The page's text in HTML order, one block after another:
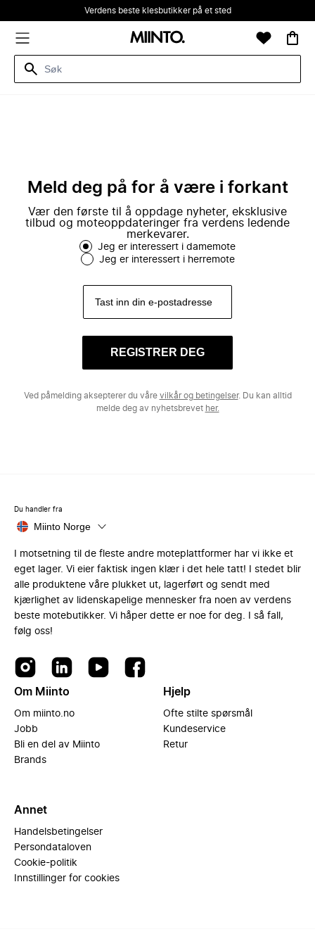
Verdens beste klesbutikker på et sted
Meld deg på for å være i forkant
Vær den første til å oppdage nyheter, eksklusive
tilbud og moteoppdateringer fra verdens ledende
merkevarer.
Jeg er interessert i damemote
Jeg er interessert i herremote
REGISTRER DEG
Ved påmelding aksepterer du våre vilkår og betingelser. Du kan alltid
melde deg av nyhetsbrevet her.
Du handler fra
Miinto Norge
I motsetning til de fleste andre moteplattformer har vi ikke et
eget lager. Vi eier faktisk ingen klær i det hele tatt! I stedet blir
alle produktene våre plukket ut, lagerført og sendt med
kjærlighet av lidenskapelige mennesker fra noen av verdens
beste motebutikker. Vi håper dette er noe for deg. I så fall,
følg oss!
Om Miinto
Om miinto.no
Jobb
Bli en del av Miinto
Brands
Hjelp
Ofte stilte spørsmål
Kundeservice
Retur
Annet
Handelsbetingelser
Persondataloven
Cookie-politik
Innstillinger for cookies